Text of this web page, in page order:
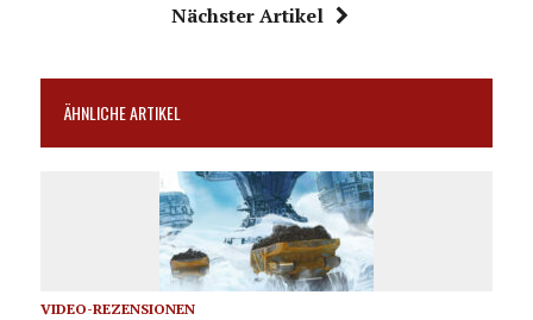
Nächster Artikel
ÄHNLICHE ARTIKEL
VIDEO-REZENSIONEN